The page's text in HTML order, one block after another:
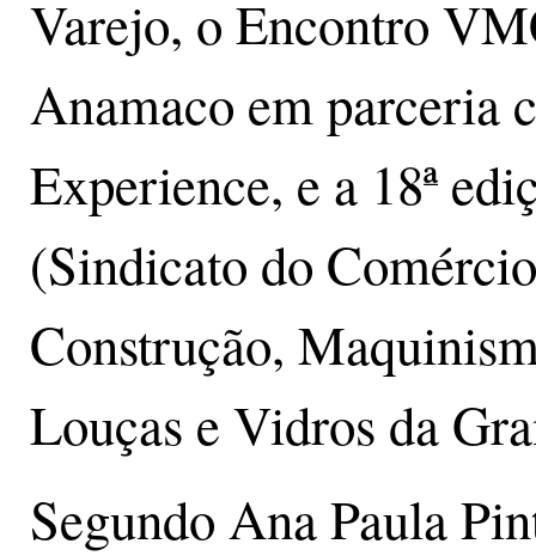
Varejo, o Encontro
Anamaco em parceria
Experience, e a 18ª
(Sindicato do
Construção,
Louças e Vidros da
Segundo Ana Paula